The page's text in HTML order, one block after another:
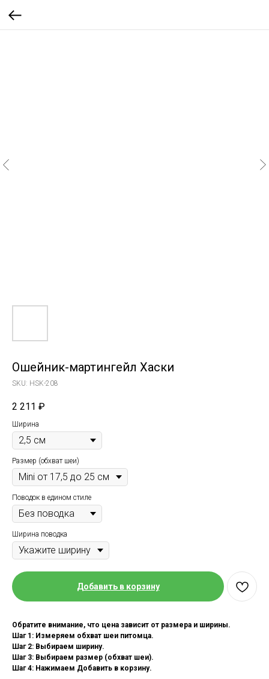
Ошейник-мартингейл Хаски
SKU: HSK-208
2 211 ₽
Ширина
Размер (обхват шеи)
Поводок в едином стиле
Ширина поводка
Добавить в корзину
Обратите внимание, что цена зависит от размера и ширины.
Шаг 1: Измеряем обхват шеи питомца.
Шаг 2: Выбираем ширину.
Шаг 3: Выбираем размер (обхват шеи).
Шаг 4: Нажимаем Добавить в корзину.